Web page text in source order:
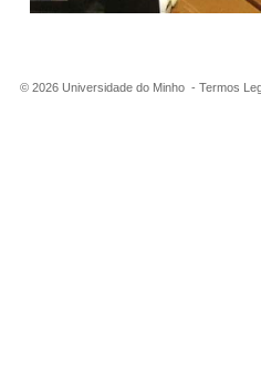
© 2026 Universidade do Minho - Termos